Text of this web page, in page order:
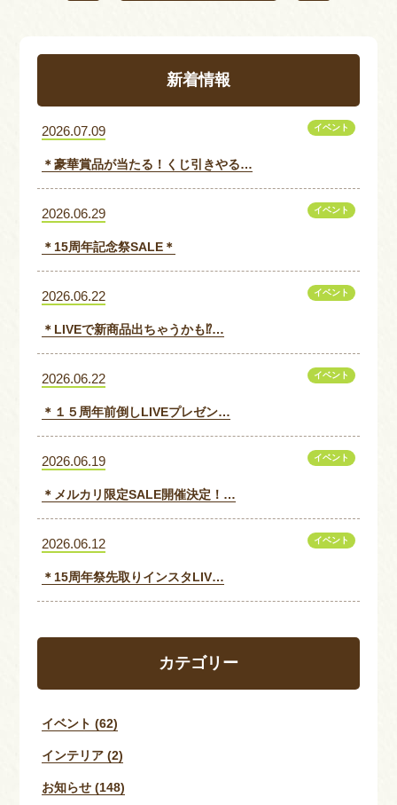
新着情報
2026.07.09 イベント
＊豪華賞品が当たる！くじ引きやる…
2026.06.29 イベント
＊15周年記念祭SALE＊
2026.06.22 イベント
＊LIVEで新商品出ちゃうかも⁉…
2026.06.22 イベント
＊１５周年前倒しLIVEプレゼン…
2026.06.19 イベント
＊メルカリ限定SALE開催決定！…
2026.06.12 イベント
＊15周年祭先取りインスタLIV…
カテゴリー
イベント (62)
インテリア (2)
お知らせ (148)